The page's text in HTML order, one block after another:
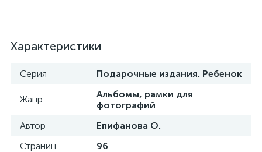
Характеристики
Серия Подарочные издания. Ребенок
Жанр
Альбомы, рамки для
фотографий
Автор
Епифанова О.
Страниц
96